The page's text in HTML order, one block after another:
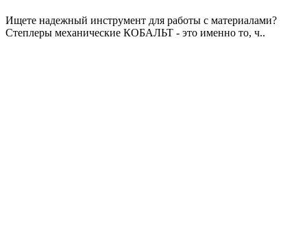
Ищете надежный инструмент для работы с материалами?
Степлеры механические КОБАЛЬТ - это именно то, ч..